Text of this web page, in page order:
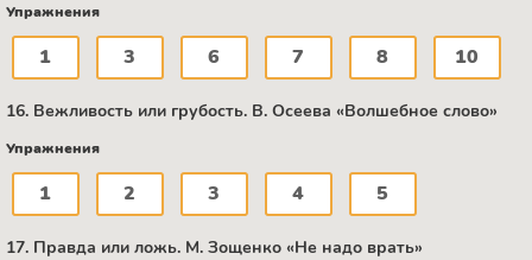
Упражнения
1 3 6 7 8 10
16. Вежливость или грубость. B. Осеева «Волшебное слово»
Упражнения
1 2 3 4 5
17. Правда или ложь. М. Зощенко «Не надо врать»